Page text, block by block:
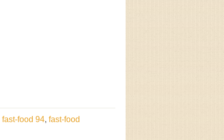
fast-food 94, fast-food